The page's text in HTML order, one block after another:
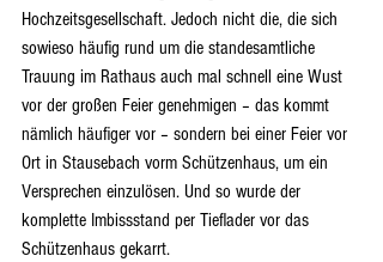
Hochzeitsgesellschaft. Jedoch nicht die, die sich
sowieso häufig rund um die standesamtliche
Trauung im Rathaus auch mal schnell eine Wust
vor der großen Feier genehmigen – das kommt
nämlich häufiger vor – sondern bei einer Feier vor
Ort in Stausebach vorm Schützenhaus, um ein
Versprechen einzulösen. Und so wurde der
komplette Imbissstand per Tieflader vor das
Schützenhaus gekarrt.